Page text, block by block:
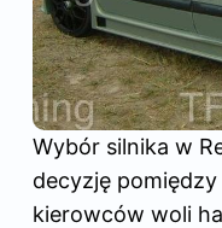
Wybór silnika w
decyzję
kierowców woli